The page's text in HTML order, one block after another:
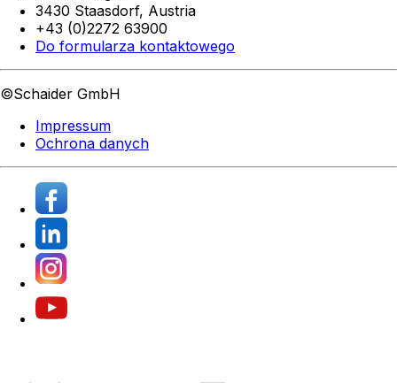
3430 Staasdorf, Austria
+43 (0)2272 63900
Do formularza kontaktowego
©Schaider GmbH
Impressum
Ochrona danych